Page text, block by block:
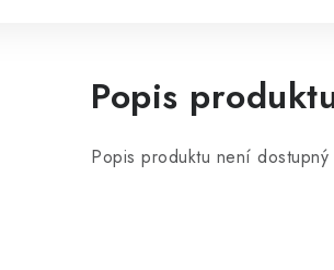
Popis
Popis produktu není dostupný